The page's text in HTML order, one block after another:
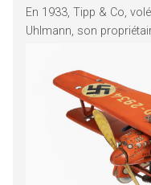
En 1933, Tipp & Co,
Uhlmann, son